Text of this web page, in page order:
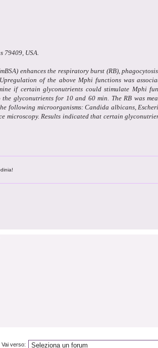
79409, USA.
enhances the respiratory burst (RB),
of the above Mphi functions was
if certain glyconutrients could stimulate Mphi
glyconutrients for 10 and 60 min. The RB was
following microorganisms: Candida albicans,
microscopy. Results indicated that certain
Vai verso: